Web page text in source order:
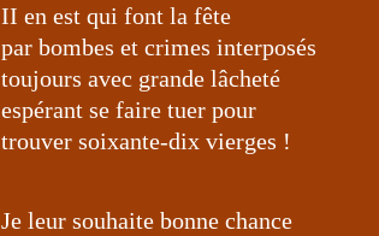
II en est qui font la fête
par bombes et crimes interposés
toujours avec grande lâcheté
espérant se faire tuer pour
trouver soixante-dix vierges !
Je leur souhaite bonne chance